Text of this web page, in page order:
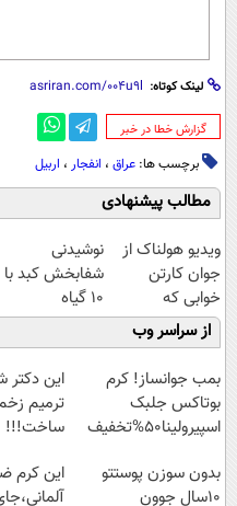
لینک کوتاه:
‌گزارش خطا در خبر
برچسب ها: عراق ، انفجار ، اربیل
مطالب پیشنهادی
ویدیو هولناک از
جوان کارتن
خوابی که
میلیاردر شد.
آموزش رایگان
نوشیدنی
شفابخش کبد با
10 گیاه
موثر(تخفیف تا
امشب)
از سراسر وب
بمب جوانساز! کرم
بوتاکس جلبک
اسپیرولینا50%تخفیف
این دکتر
ترمیم زخم
ساخت!!!
بدون سوزن پوستتو
10سال جوون
این کرم